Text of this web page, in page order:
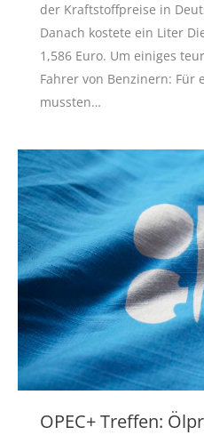
der Kraftstoffpreise in
Danach kostete ein Liter
1,586 Euro. Um einiges
Fahrer von Benzinern: Für
mussten…
OPEC+ Treffen: